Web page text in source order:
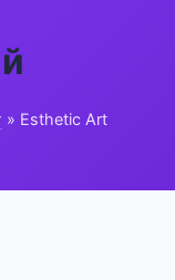
» Esthetic Art